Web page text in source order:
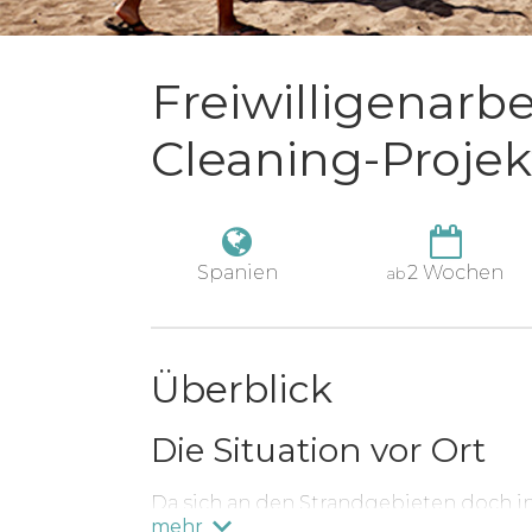
Cleaning-
Spanien ab2 Wochen
Überblick
Die Situation vor Ort
Da sich an den Strandgebieten doch
mehr